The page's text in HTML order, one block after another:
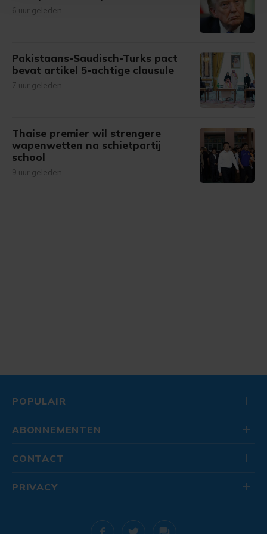
bezoek makkelijker en persoonlijker. Op
onze cookiepagina kun je ons cookiebeleid bekijken en je
6 uur geleden
Pakistaans-Saudisch-Turks pact
bevat artikel 5-achtige clausule
7 uur geleden
Thaise premier wil strengere
wapenwetten na schietpartij
school
9 uur geleden
POPULAIR
ABONNEMENTEN
CONTACT
PRIVACY